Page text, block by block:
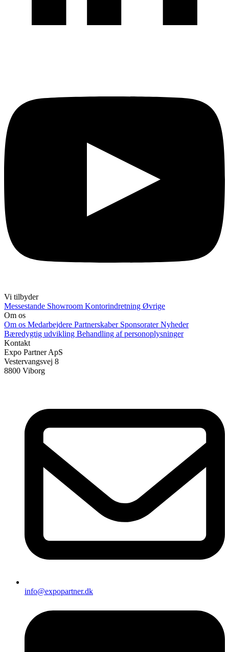
Vi tilbyder
Messestande Showroom Kontorindretning Øvrige
Om os
Om os Medarbejdere Partnerskaber SponsoraterNyheder
Bæredygtig udvikling Behandling af personoplysninger
Kontakt
Expo Partner ApS
Vestervangsvej 8
8800 Viborg
info@expopartner.dk